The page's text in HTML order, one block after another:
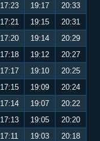
17:23 19:17
20:33
17:21 19:15
20:31
17:20 19:14
20:29
17:18 19:12
20:27
17:17 19:10
20:25
17:15 19:09
20:24
17:14 19:07
20:22
17:13 19:05
20:20
17:11 19:03
20:18